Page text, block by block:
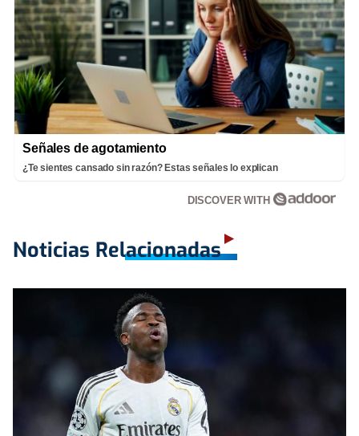
Señales de agotamiento
¿Te sientes cansado sin razón? Estas señales lo explican
DISCOVER WITH
Noticias Relacionadas